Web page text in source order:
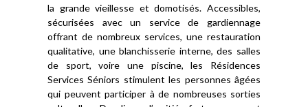
la grande vieillesse et domotisés. Accessibles,
sécurisées avec un service de gardiennage
offrant de nombreux services, une restauration
qualitative, une blanchisserie interne, des salles
de sport, voire une piscine, les Résidences
Services Séniors stimulent les personnes âgées
qui peuvent participer à de nombreuses sorties